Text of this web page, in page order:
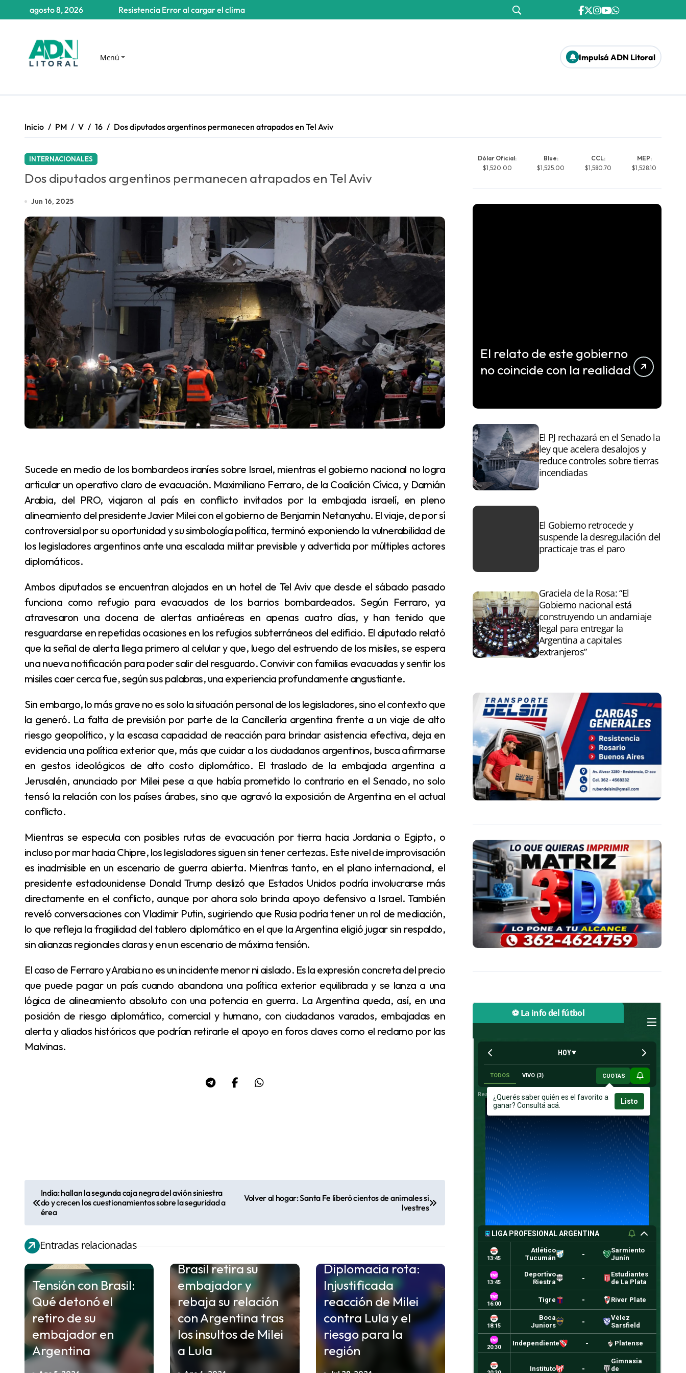
Resistencia Error al cargar el clima
agosto 8, 2026
Menú Impulsá ADN Litoral
Inicio PM V 16 Dos diputados argentinos permanecen atrapados en Tel Aviv
INTERNACIONALES
Dos diputados argentinos permanecen atrapados en Tel Aviv
Jun 16, 2025
Sucede en medio de los bombardeos iraníes sobre Israel, mientras el gobierno nacional no logra
articular un operativo claro de evacuación. Maximiliano Ferraro, de la Coalición Cívica, y Damián
Arabia, del PRO, viajaron al país en conflicto invitados por la embajada israelí, en pleno
alineamiento del presidente Javier Milei con el gobierno de Benjamin Netanyahu. El viaje, de por sí
controversial por su oportunidad y su simbología política, terminó exponiendo la vulnerabilidad de
los legisladores argentinos ante una escalada militar previsible y advertida por múltiples actores
diplomáticos.
Ambos diputados se encuentran alojados en un hotel de Tel Aviv que desde el sábado pasado
funciona como refugio para evacuados de los barrios bombardeados. Según Ferraro, ya
atravesaron una docena de alertas antiaéreas en apenas cuatro días, y han tenido que
resguardarse en repetidas ocasiones en los refugios subterráneos del edificio. El diputado relató
que la señal de alerta llega primero al celular y que, luego del estruendo de los misiles, se espera
una nueva notificación para poder salir del resguardo. Convivir con familias evacuadas y sentir los
misiles caer cerca fue, según sus palabras, una experiencia profundamente angustiante.
Sin embargo, lo más grave no es solo la situación personal de los legisladores, sino el contexto que
la generó. La falta de previsión por parte de la Cancillería argentina frente a un viaje de alto
riesgo geopolítico, y la escasa capacidad de reacción para brindar asistencia efectiva, deja en
evidencia una política exterior que, más que cuidar a los ciudadanos argentinos, busca afirmarse
en gestos ideológicos de alto costo diplomático. El traslado de la embajada argentina a
Jerusalén, anunciado por Milei pese a que había prometido lo contrario en el Senado, no solo
tensó la relación con los países árabes, sino que agravó la exposición de Argentina en el actual
conflicto.
Mientras se especula con posibles rutas de evacuación por tierra hacia Jordania o Egipto, o
incluso por mar hacia Chipre, los legisladores siguen sin tener certezas. Este nivel de improvisación
es inadmisible en un escenario de guerra abierta. Mientras tanto, en el plano internacional, el
presidente estadounidense Donald Trump deslizó que Estados Unidos podría involucrarse más
directamente en el conflicto, aunque por ahora solo brinda apoyo defensivo a Israel. También
reveló conversaciones con Vladimir Putin, sugiriendo que Rusia podría tener un rol de mediación,
lo que refleja la fragilidad del tablero diplomático en el que la Argentina eligió jugar sin respaldo,
sin alianzas regionales claras y en un escenario de máxima tensión.
El caso de Ferraro y Arabia no es un incidente menor ni aislado. Es la expresión concreta del precio
que puede pagar un país cuando abandona una política exterior equilibrada y se lanza a una
lógica de alineamiento absoluto con una potencia en guerra. La Argentina queda, así, en una
posición de riesgo diplomático, comercial y humano, con ciudadanos varados, embajadas en
alerta y aliados históricos que podrían retirarle el apoyo en foros claves como el reclamo por las
Malvinas.
v
e
c
ó
d
e
India: hallan la segunda caja negra del avión siniestra
do y crecen los cuestionamientos sobre la seguridad a
érea
Volver al hogar: Santa Fe liberó cientos de animales si
lvestres
Entradas relacionadas
INTERNACIONALES
Tensión con Brasil:
Qué detonó el
retiro de su
embajador en
Argentina
INTERNACIONALES
Brasil retira su
embajador y
rebaja su relación
con Argentina tras
los insultos de Milei
a Lula
INTERNACIONALES
Diplomacia rota:
Injustificada
reacción de Milei
contra Lula y el
riesgo para la
región
Dólar Oficial:
$1,520.00
Blue:
$1,525.00
CCL:
$1,580.70
MEP:
$1,528.10
El relato de este gobierno
no coincide con la realidad
El PJ rechazará en el Senado la
ley que acelera desalojos y
reduce controles sobre tierras
incendiadas
El Gobierno retrocede y
suspende la desregulación del
practicaje tras el paro
Graciela de la Rosa: “El
Gobierno nacional está
construyendo un andamiaje
legal para entregar la
Argentina a capitales
extranjeros”
⚽ La info del fútbol